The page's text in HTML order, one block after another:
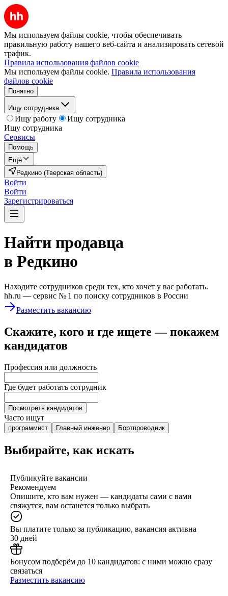
Мы используем файлы cookie, чтобы обеспечивать
правильную работу нашего веб-сайта и анализировать сетевой
трафик.
Правила использования файлов cookie
Мы используем файлы cookie. Правила использования
файлов cookie
Понятно
Ищу сотрудника
Ищу работу
Ищу сотрудника
Ищу сотрудника
Сервисы
Помощь
Ещё
Редкино (Тверская область)
Войти
Войти
Зарегистрироваться
Найти продавца
в Редкино
Находите сотрудников среди тех, кто хочет у вас работать.
hh.ru — сервис № 1 по поиску сотрудников в России
Разместить вакансию
Скажите, кого и где ищете — покажем
кандидатов
Профессия или должность
Где будет работать сотрудник
Посмотреть кандидатов
Часто ищут
программист Главный инженер Бортпроводник
Выбирайте, как искать
Публикуйте вакансии
Рекомендуем
Опишите, кто вам нужен — кандидаты сами с вами
свяжутся, вам останется только выбрать
Вы платите только за публикацию, вакансия активна
30 дней
Бонусом подберём до 10 кандидатов: с ними можно сразу
связаться
Разместить вакансию